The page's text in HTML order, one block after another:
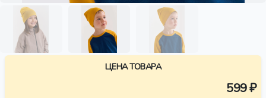
ЦЕНА ТОВАРА
599 ₽